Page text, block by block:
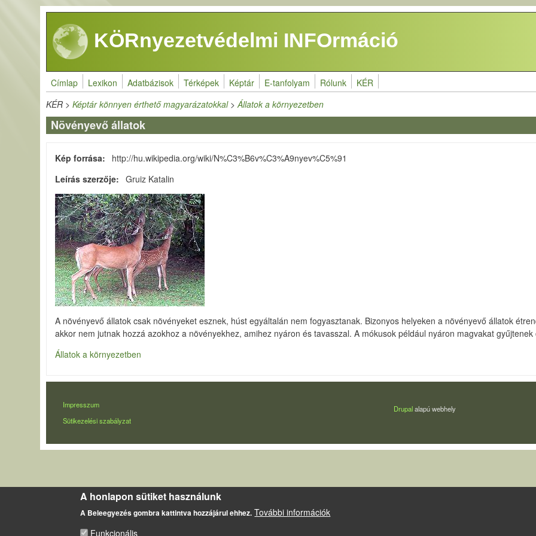
Ugrás a tartalomra
KÖRnyezetvédelmi INFOrmáció
Címlap Lexikon Adatbázisok Térképek Képtár E-tanfolyam Rólunk KÉR
KÉR >Képtár könnyen érthető magyarázatokkal>Állatok a környezetben
Növényevő állatok
Kép forrása
http://hu.wikipedia.org/wiki/N%C3%B6v%C3%A9nyev%C5%91
Leírás szerzője
Gruiz Katalin
A növényevő állatok csak növényeket esznek, húst egyáltalán nem fogyasztanak. Bizonyos helyeken a növényevő állatok
akkor nem jutnak hozzá azokhoz a növényekhez, amihez nyáron és tavasszal. A mókusok például nyáron magvakat
Állatok a környezetben
LÁBLÉC
Impresszum
Sütikezelési szabályzat
Drupalalapú webhely
A honlapon sütiket használunk
A Beleegyezés gombra kattintva hozzájárul ehhez. További információk
Funkcionális